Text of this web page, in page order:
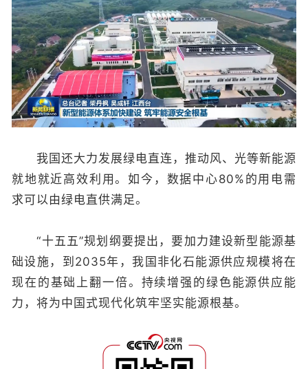
我国还大力发展绿电直连，推动风、光等新能源
就地就近高效利用。如今，数据中心80%的用电需
求可以由绿电直供满足。
“十五五”规划纲要提出，要加力建设新型能源基
础设施，到2035年，我国非化石能源供应规模将在
现在的基础上翻一倍。持续增强的绿色能源供应能
力，将为中国式现代化筑牢坚实能源根基。